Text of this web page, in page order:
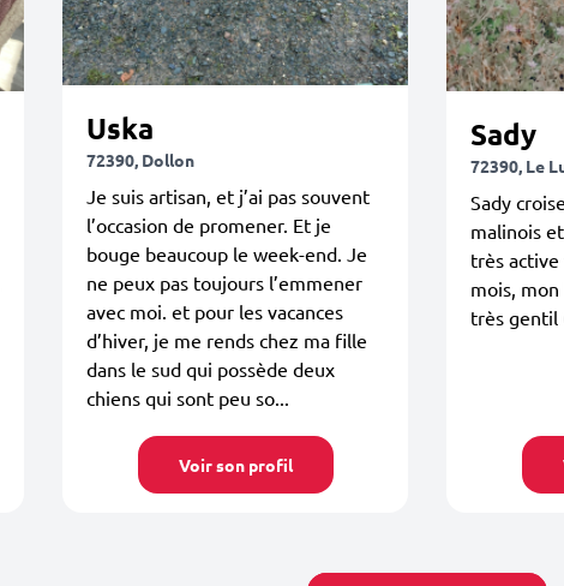
Uska
72390, Dollon
Je suis artisan, et j’ai pas souvent
l’occasion de promener. Et je
bouge beaucoup le week-end. Je
ne peux pas toujours l’emmener
avec moi. et pour les vacances
d’hiver, je me rends chez ma fille
dans le sud qui possède deux
chiens qui sont peu so...
Voir son profil
Sady
72390, Le
Sady
malinois
très
mois,
très gentil